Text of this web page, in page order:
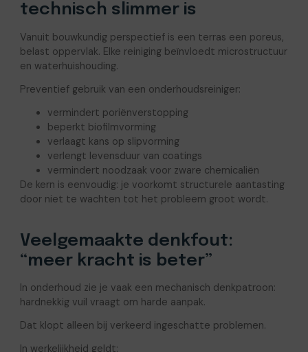
technisch slimmer is
Vanuit bouwkundig perspectief is een terras een poreus,
belast oppervlak. Elke reiniging beïnvloedt microstructuur
en waterhuishouding.
Preventief gebruik van een onderhoudsreiniger:
vermindert poriënverstopping
beperkt biofilmvorming
verlaagt kans op slipvorming
verlengt levensduur van coatings
vermindert noodzaak voor zware chemicaliën
De kern is eenvoudig: je voorkomt structurele aantasting
door niet te wachten tot het probleem groot wordt.
Veelgemaakte denkfout:
“meer kracht is beter”
In onderhoud zie je vaak een mechanisch denkpatroon:
hardnekkig vuil vraagt om harde aanpak.
Dat klopt alleen bij verkeerd ingeschatte problemen.
In werkelijkheid geldt: